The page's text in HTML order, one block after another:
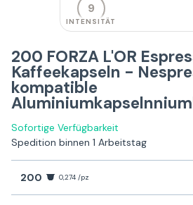
9
INTENSITÄT
200 FORZA L'OR
Kaffeekapseln -
kompatible
Sofortige Verfügbarkeit
Spedition binnen 1 Arbeitstag
200 0,274 /pz